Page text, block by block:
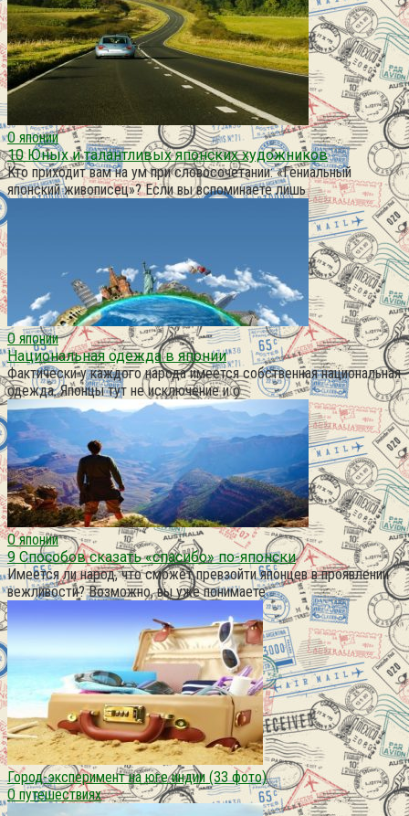
О японии
10 Юных и талантливых японских художников
Кто приходит вам на ум при словосочетании: «Гениальный
японский живописец»? Если вы вспоминаете лишь
О японии
Национальная одежда в японии
Фактически у каждого народа имеется собственная национальная
одежда. Японцы тут не исключение и о
О японии
9 Способов сказать «спасибо» по-японски
Имеется ли народ, что сможет превзойти японцев в проявлении
вежливости? Возможно, вы уже понимаете
Город-эксперимент на юге индии (33 фото)
О путешествиях